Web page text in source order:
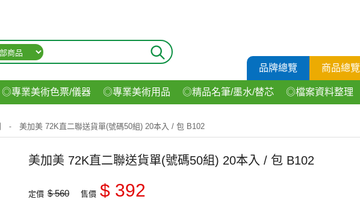
品牌總覽 商品總覽
◎專業美術色票/儀器 ◎專業美術用品 ◎精品名筆/墨水/替芯 ◎檔案資料整理
- 美加美 72K直二聯送貨單(號碼50組) 20本入 / 包 B102
美加美 72K直二聯送貨單(號碼50組) 20本入 / 包 B102
定價 $ 560 售價 $ 392